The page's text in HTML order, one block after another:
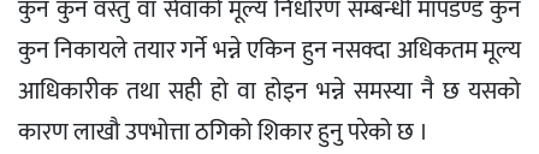
कुन कुन वस्तु वा सेवाको मूल्य निर्धारण सम्बन्धी मापडण्ड कुन
कुन निकायले तयार गर्ने भन्ने एकिन हुन नसक्दा अधिकतम मूल्य
आधिकारीक तथा सही हो वा होइन भन्ने समस्या नै छ यसको
कारण लाखौ उपभोत्ता ठगिको शिकार हुनु परेको छ ।